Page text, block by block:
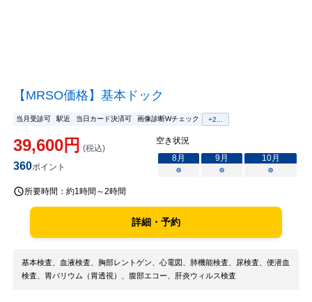
【MRSO価格】基本ドック
当月受診可 駅近 当日カード決済可 画像診断Wチェック +2...
39,600円 (税込)
360ポイント
空き状況
8月 9月 10月
○
○ ○
所要時間： 約1時間～2時間
詳細・予約
基本検査、血液検査、胸部レントゲン、心電図、肺機能検査、尿検査、便潜血
検査、胃バリウム（胃透視）、腹部エコー、肝炎ウィルス検査